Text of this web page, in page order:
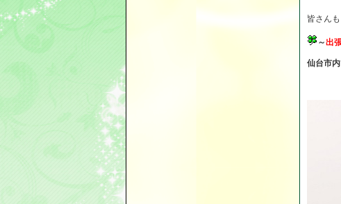
皆さんも
～出
仙台市